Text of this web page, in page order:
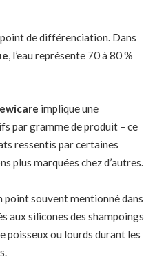
de différenciation. Dans
, l’eau représente 70 à 80 %
implique une
par gramme de produit – ce
ressentis par certaines
plus marquées chez d’autres.
point souvent mentionné dans
aux silicones des shampoings
poisseux ou lourds durant les